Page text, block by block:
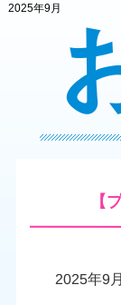
2025年9月
【
2025年9